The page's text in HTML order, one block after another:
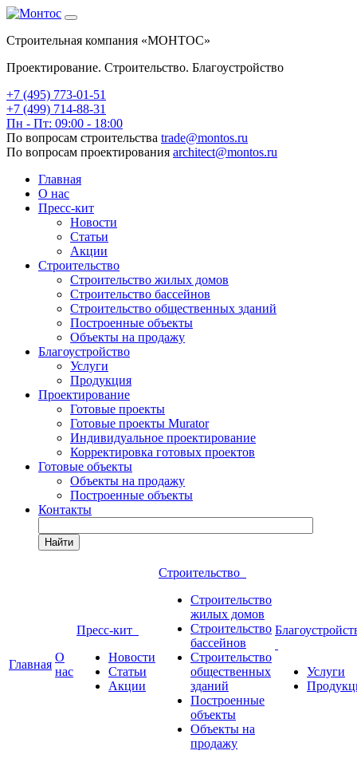
Строительная компания «МОНТОС»
Проектирование. Строительство. Благоустройство
+7 (495) 773-01-51
+7 (499) 714-88-31
Пн - Пт: 09:00 - 18:00
По вопросам строительства trade@montos.ru
По вопросам проектирования architect@montos.ru
Главная
О нас
Пресс-кит
Новости
Статьи
Акции
Строительство
Строительство жилых домов
Строительство бассейнов
Строительство общественных зданий
Построенные объекты
Объекты на продажу
Благоустройство
Услуги
Продукция
Проектирование
Готовые проекты
Готовые проекты Murator
Индивидуальное проектирование
Корректировка готовых проектов
Готовые объекты
Объекты на продажу
Построенные объекты
Контакты
Найти
Главная
О
нас
Пресс-кит
Новости
Статьи
Акции
Строительство
Строительство
жилых домов
Строительство
бассейнов
Строительство
общественных
зданий
Построенные
объекты
Объекты на
продажу
Услуги